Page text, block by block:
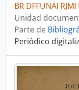
BR DFFUNAI
Unidad
Parte de
Periódico